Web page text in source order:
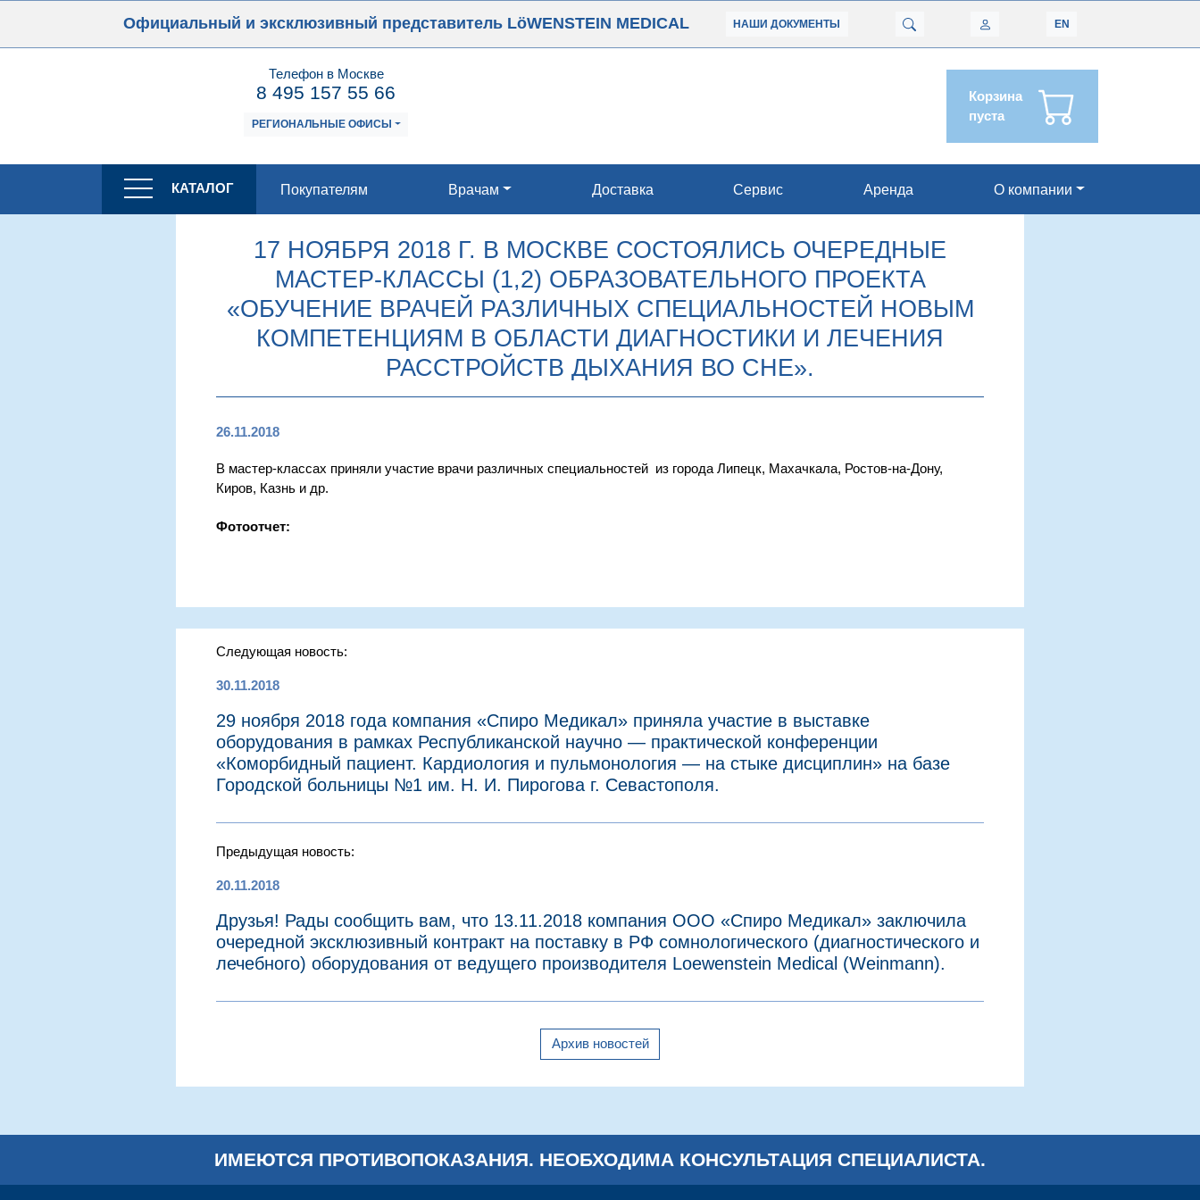
Официальный и эксклюзивный представитель LöWENSTEIN MEDICAL НАШИДОКУМЕНТЫ EN
Телефон в Москве
8 495 157 55 66
РЕГИОНАЛЬНЫЕ ОФИСЫ
Корзина
пуста
КАТАЛОГ Покупателям Врачам Доставка Сервис Аренда О компании
17 НОЯБРЯ 2018 Г. В МОСКВЕ СОСТОЯЛИСЬ ОЧЕРЕДНЫЕ
МАСТЕР-КЛАССЫ (1,2) ОБРАЗОВАТЕЛЬНОГО ПРОЕКТА
«ОБУЧЕНИЕ ВРАЧЕЙ РАЗЛИЧНЫХ СПЕЦИАЛЬНОСТЕЙ НОВЫМ
КОМПЕТЕНЦИЯМ В ОБЛАСТИ ДИАГНОСТИКИ И ЛЕЧЕНИЯ
РАССТРОЙСТВ ДЫХАНИЯ ВО СНЕ».
26.11.2018
В мастер-классах приняли участие врачи различных специальностей из города Липецк, Махачкала, Ростов-на-Дону,
Киров, Казнь и др.
Фотоотчет:
Следующая новость:
30.11.2018
29 ноября 2018 года компания «Спиро Медикал» приняла участие в выставке
оборудования в рамках Республиканской научно — практической конференции
«Коморбидный пациент. Кардиология и пульмонология — на стыке дисциплин» на базе
Городской больницы №1 им. Н. И. Пирогова г. Севастополя.
Предыдущая новость:
20.11.2018
Друзья! Рады сообщить вам, что 13.11.2018 компания ООО «Спиро Медикал» заключила
очередной эксклюзивный контракт на поставку в РФ сомнологического (диагностического и
лечебного) оборудования от ведущего производителя Loewenstein Medical (Weinmann).
Архив новостей
ИМЕЮТСЯ ПРОТИВОПОКАЗАНИЯ. НЕОБХОДИМА КОНСУЛЬТАЦИЯ СПЕЦИАЛИСТА.